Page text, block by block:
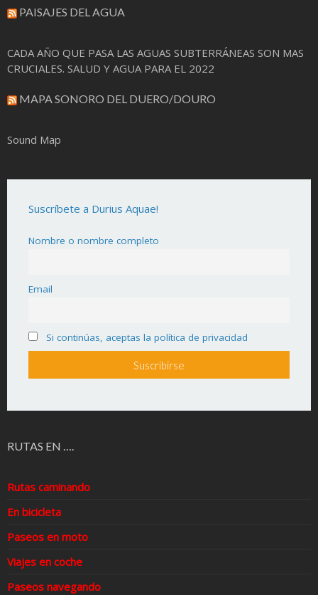
PAISAJES DEL AGUA
CADA AÑO QUE PASA LAS AGUAS SUBTERRÁNEAS SON MAS
CRUCIALES. SALUD Y AGUA PARA EL 2022
MAPA SONORO DEL DUERO/DOURO
Sound Map
Suscríbete a Durius Aquae!
Nombre o nombre completo
Email
Si continúas, aceptas la política de privacidad
RUTAS EN ….
Rutas caminando
En bicicleta
Paseos en moto
Viajes en coche
Paseos navegando